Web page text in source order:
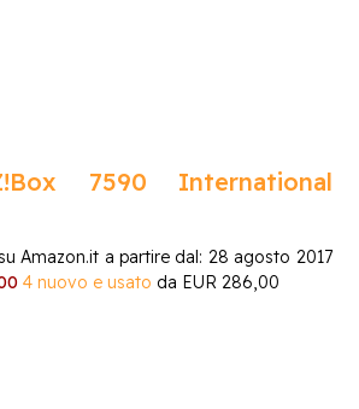
7590 International
Amazon.it a partire dal: 28 agosto 2017
4 nuovo e usato da EUR 286,00